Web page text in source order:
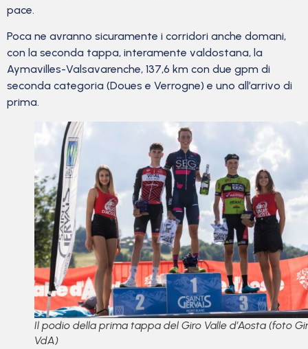
pace.
Poca ne avranno sicuramente i corridori anche domani,
con la seconda tappa, interamente valdostana, la
Aymavilles-Valsavarenche, 137,6 km con due gpm di
seconda categoria (Doues e Verrogne) e uno all’arrivo di
prima.
Il podio della prima tappa del Giro Valle d’Aosta (foto
VdA)